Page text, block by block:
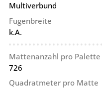
Multiverbund
Fugenbreite
k.A.
Mattenanzahl pro Palette
726
Quadratmeter pro Matte